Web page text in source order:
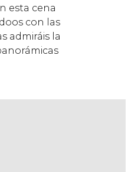
esta cena
con las
admiráis la